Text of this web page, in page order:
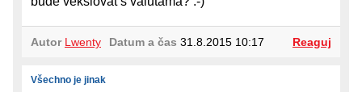
Autor Lwenty Datum a čas 31.8.2015 10:17 Reaguj
Všechno je jinak